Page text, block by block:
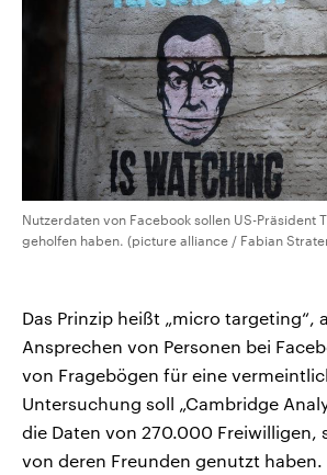
Nutzerdaten von Facebook sollen US-Präsident
geholfen haben. (picture alliance / Fabian
Das Prinzip heißt „micro targeting“,
Ansprechen von Personen bei
von Fragebögen für eine
Untersuchung soll „Cambridge
die Daten von 270.000 Freiwilligen,
von deren Freunden genutzt haben.